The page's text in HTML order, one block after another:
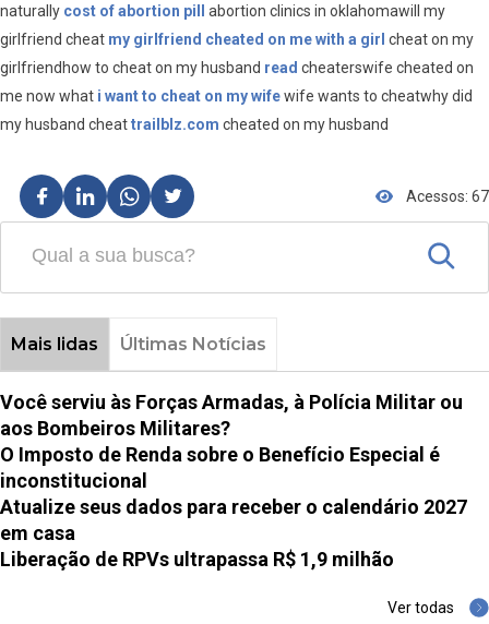
naturally cost of abortion pill
abortion clinics in oklahomawill my
girlfriend cheat my girlfriend cheated on me with a girl cheat on my
girlfriendhow to cheat on my husband read cheaterswife cheated on
me now what i want to cheat on my wifewife wants to cheatwhy did
my husband cheattrailblz.com cheated on my husband
Acessos: 67
Mais lidas Últimas Notícias
Você serviu às Forças Armadas, à Polícia Militar ou
aos Bombeiros Militares?
O Imposto de Renda sobre o Benefício Especial é
inconstitucional
Atualize seus dados para receber o calendário 2027
em casa
Liberação de RPVs ultrapassa R$ 1,9 milhão
Ver todas